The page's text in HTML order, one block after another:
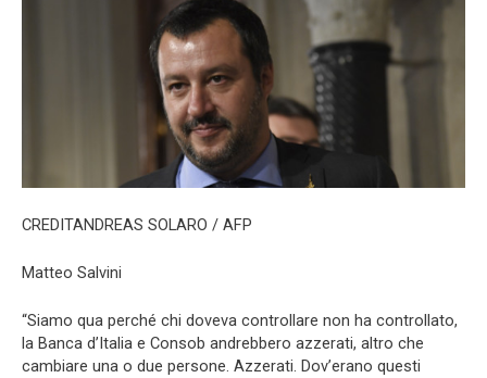
CREDITANDREAS SOLARO / AFP
Matteo Salvini
“Siamo qua perché chi doveva controllare non ha controllato,
la Banca d’Italia e Consob andrebbero azzerati, altro che
cambiare una o due persone. Azzerati. Dov’erano questi